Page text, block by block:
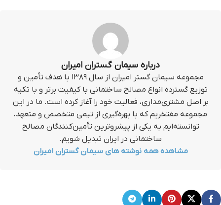
درباره سیمان گستران امیران
مجموعه سیمان گستر امیران از سال ۱۳۸۹ با هدف تأمین و
توزیع گسترده انواع مصالح ساختمانی با کیفیت برتر و با تکیه
بر اصل مشتری‌مداری، فعالیت خود را آغاز کرده است. ما در این
مجموعه مفتخریم که با بهره‌گیری از تیمی متخصص و متعهد،
توانسته‌ایم به یکی از پیشروترین تأمین‌کنندگان مصالح
ساختمانی در ایران تبدیل شویم.
مشاهده همه نوشته های سیمان گستران امیران